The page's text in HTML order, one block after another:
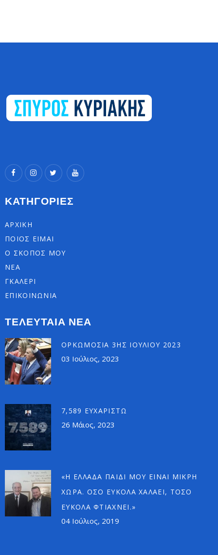
ΚΑΤΗΓΟΡΙΕΣ
ΑΡΧΙΚΗ
ΠΟΙΟΣ ΕΙΜΑΙ
Ο ΣΚΟΠΟΣ ΜΟΥ
ΝΕΑ
ΓΚΑΛΕΡΙ
ΕΠΙΚΟΙΝΩΝΙΑ
ΤΕΛΕΥΤΑΙΑ ΝΕΑ
ΟΡΚΩΜΟΣΊΑ 3ΗΣ ΙΟΥΛΊΟΥ 2023
03 Ιούλιος, 2023
7,589 ΕΥΧΑΡΙΣΤΏ
26 Μάιος, 2023
«Η ΕΛΛΆΔΑ ΠΑΙΔΊ ΜΟΥ ΕΊΝΑΙ ΜΙΚΡΉ
ΧΏΡΑ. ΌΣΟ ΕΎΚΟΛΑ ΧΑΛΆΕΙ, ΤΌΣΟ
ΕΎΚΟΛΑ ΦΤΙΆΧΝΕΙ.»
04 Ιούλιος, 2019